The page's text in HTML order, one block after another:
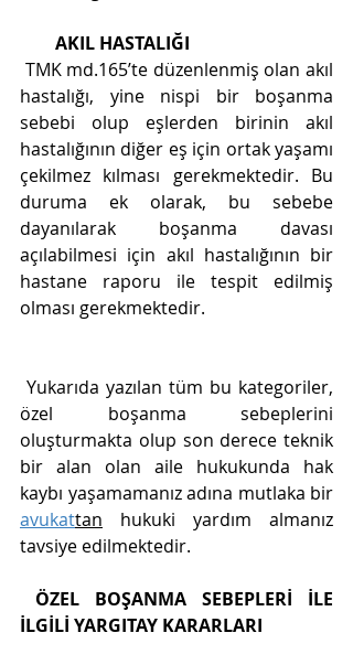
AKIL HASTALIĞI
hastalığı, yine nispi bir boşanma
sebebi olup eşlerden birinin akıl
hastalığının diğer eş için ortak yaşamı
çekilmez kılması gerekmektedir. Bu
duruma ek olarak, bu sebebe
dayanılarak boşanma davası
açılabilmesi için akıl hastalığının bir
hastane raporu ile tespit edilmiş
olması gerekmektedir.
özel boşanma sebeplerini
oluşturmakta olup son derece teknik
bir alan olan aile hukukunda hak
avukattan hukuki yardım almanız
tavsiye edilmektedir.
ÖZEL BOŞANMA SEBEPLERİ İLE
İLGİLİ YARGITAY KARARLARI